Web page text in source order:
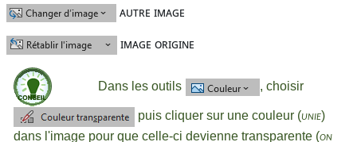
autre image
image origine
Dans les outils , choisir
puis cliquer sur une couleur (unie)
dans l'image pour que celle-ci devienne transparente (on